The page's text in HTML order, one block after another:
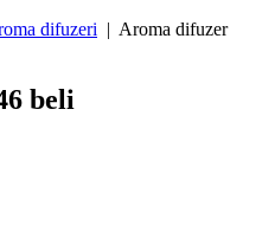
difuzeri | Aroma difuzer
beli